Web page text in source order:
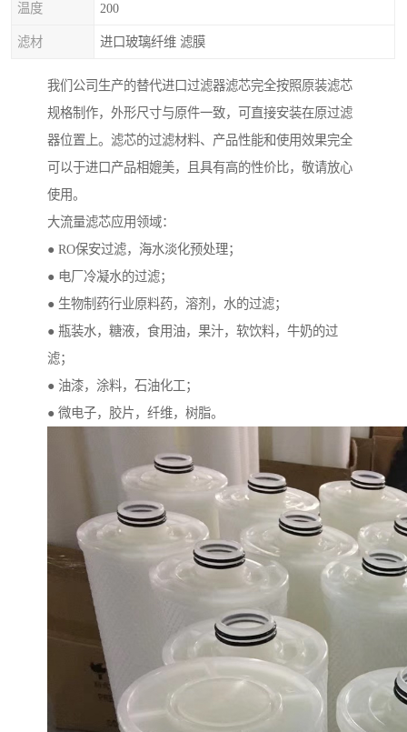
温度 200
滤材 进口玻璃纤维 滤膜
我们公司生产的替代进口过滤器滤芯完全按照原装滤芯
规格制作，外形尺寸与原件一致，可直接安装在原过滤
器位置上。滤芯的过滤材料、产品性能和使用效果完全
可以于进口产品相媲美，且具有高的性价比，敬请放心
使用。
大流量滤芯应用领域：
● RO保安过滤，海水淡化预处理；
● 电厂冷凝水的过滤；
● 生物制药行业原料药，溶剂，水的过滤；
● 瓶装水，糖液，食用油，果汁，软饮料，牛奶的过
滤；
● 油漆，涂料，石油化工；
● 微电子，胶片，纤维，树脂。